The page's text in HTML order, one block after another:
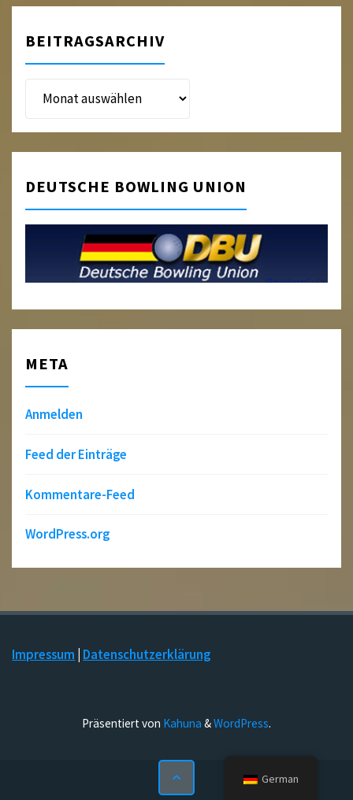
BEITRAGSARCHIV
Beitragsarchiv
DEUTSCHE BOWLING UNION
META
Anmelden
Feed der Einträge
Kommentare-Feed
WordPress.org
Impressum Datenschutzerklärung
Präsentiert von Kahuna &WordPress.
German